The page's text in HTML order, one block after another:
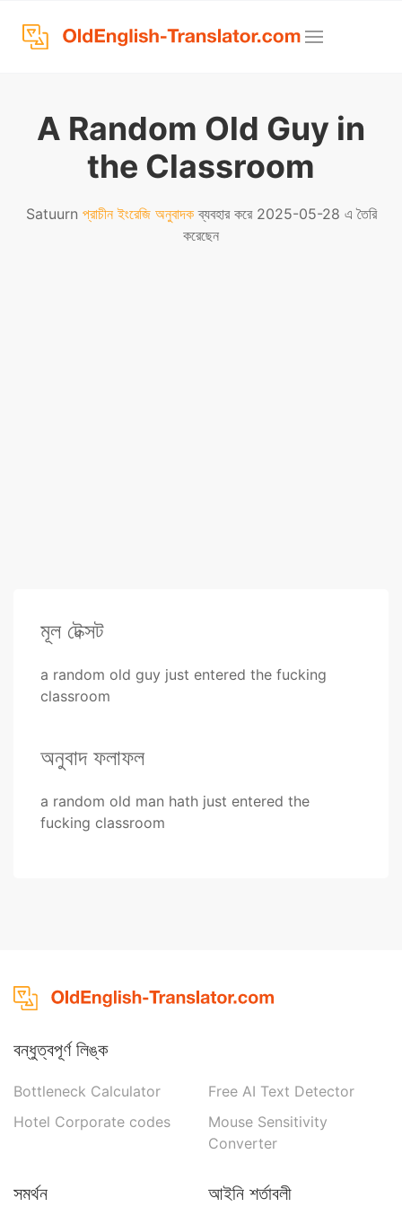
A Random Old Guy in
the Classroom
Satuurn প্রাচীন ইংরেজি অনুবাদকব্যবহার করে 2025-05-28 এ তৈরি
করেছেন
মূল টেক্সট
a random old guy just entered the fucking
classroom
অনুবাদ ফলাফল
a random old man hath just entered the
fucking classroom
বন্ধুত্বপূর্ণ লিঙ্ক
Bottleneck Calculator
Hotel Corporate codes
Free AI Text Detector
Mouse Sensitivity
Converter
সমর্থন আইনি শর্তাবলী